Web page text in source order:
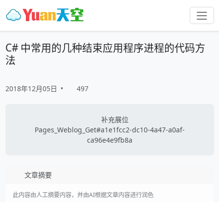
C# 中常用的几种结束应用程序进程的代码方
法
2018年12月05日 • 497
补充展位
Pages_Weblog_Get#a1e1fcc2-dc10-4a47-a0af-
ca96e4e9fb8a
文章摘要
此内容由人工摘要内容，并由AI根据文章内容进行润色